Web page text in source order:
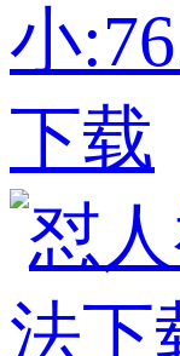
小
下载